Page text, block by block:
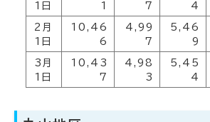
1日
1
7
4
2月
1日
10,46
6
4,99
7
5,46
9
3月
1日
10,43
7
4,98
3
5,45
4